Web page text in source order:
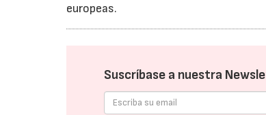
europeas.
Suscríbase a nuestra